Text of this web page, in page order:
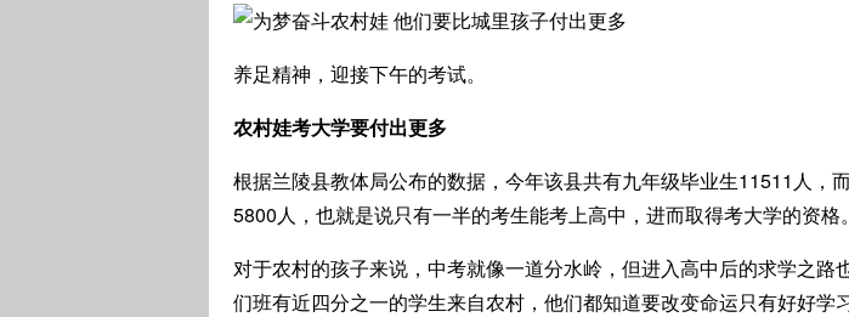
养足精神，迎接下午的考试。
农村娃考大学要付出更多
根据兰陵县教体局公布的数据，今年该县共有九年级毕业生11511人，
5800人，也就是说只有一半的考生能考上高中，进而取得考大学的资格。
对于农村的孩子来说，中考就像一道分水岭，但进入高中后的求学之路
们班有近四分之一的学生来自农村，他们都知道要改变命运只有好好学